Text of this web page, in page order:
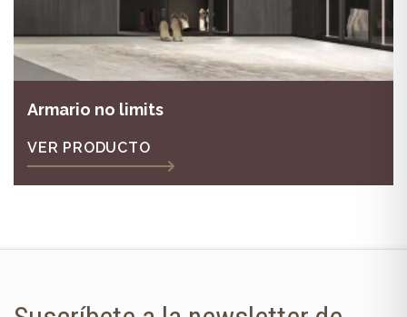
Armario no limits
VER PRODUCTO